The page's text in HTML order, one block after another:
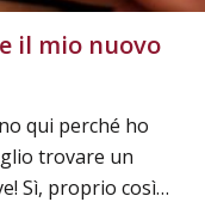
il mio nuovo
qui perché ho
trovare un
Sì, proprio così…